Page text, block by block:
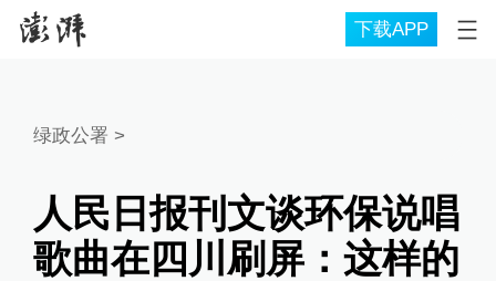
下载APP
绿政公署 >
人民日报刊文谈环保说唱
歌曲在四川刷屏：这样的